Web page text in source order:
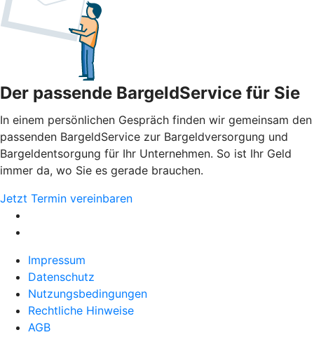
Der passende BargeldService für Sie
In einem persönlichen Gespräch finden wir gemeinsam den
passenden BargeldService zur Bargeldversorgung und
Bargeldentsorgung für Ihr Unternehmen. So ist Ihr Geld
immer da, wo Sie es gerade brauchen.
Jetzt Termin vereinbaren
Impressum
Datenschutz
Nutzungsbedingungen
Rechtliche Hinweise
AGB